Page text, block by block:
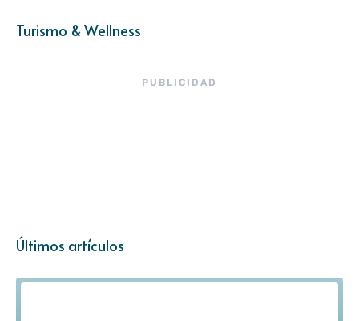
Turismo & Wellness
PUBLICIDAD
Últimos artículos